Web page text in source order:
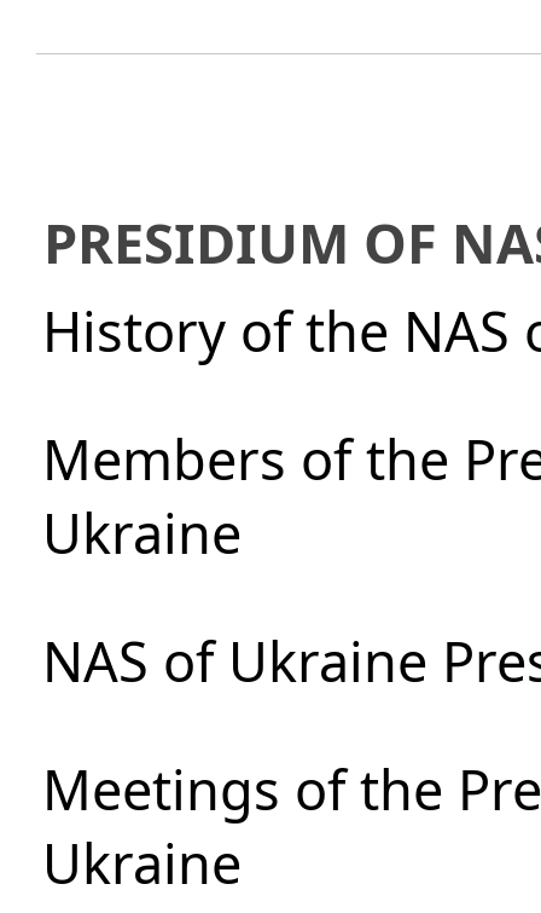
PRESIDIUM OF
History of the NAS
Members of the
Ukraine
NAS of Ukraine
Meetings of the
Ukraine